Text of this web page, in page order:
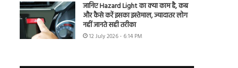
जानिए Hazard Light का क्या काम है, कब
और कैसे करें इसका इस्तेमाल, ज्यादातर लोग
नहीं जानते सही तरीका
12 July 2026 - 6:14 PM